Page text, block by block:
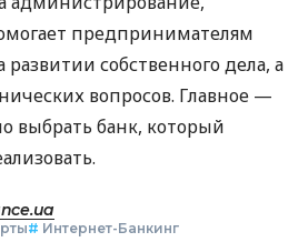
предпринимателям
развитии собственного дела, а
вопросов. Главное —
выбрать банк, который
# Интернет-Банкинг